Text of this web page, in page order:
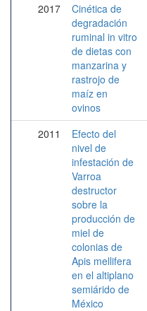
2017
Cinética de
degradación
ruminal in vitro
de dietas con
manzarina y
rastrojo de
maíz en
ovinos
2011
Efecto del
nivel de
infestación de
Varroa
destructor
sobre la
producción de
miel de
colonias de
Apis mellifera
en el altiplano
semiárido de
México